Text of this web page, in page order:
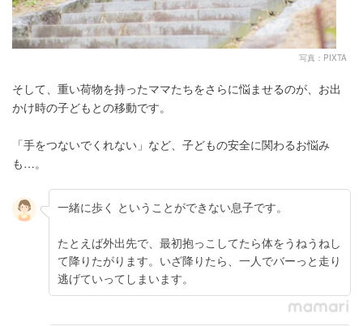
写真：PIXTA
そして、重い荷物を持ったママたちをさらに悩ませるのが、お出
かけ時の子どもとの移動です。
「手をつないでくれない」など、子どもの安全に関わるお悩み
も…。
一緒に歩く ということができない息子です。
たとえば外出先で、最初抱っこしてたら体をうねうねし
て降りたがります。いざ降りたら、一人でバーっと走り
逃げていってしまいます。